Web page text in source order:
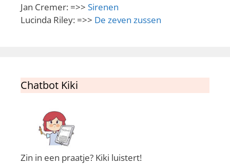
Jan Cremer: =>> Sirenen
Lucinda Riley: =>> De zeven zussen
Chatbot Kiki
Zin in een praatje? Kiki luistert!